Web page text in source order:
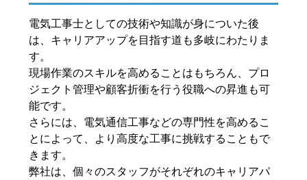
電気工事士としての技術や知識が身についた後
は、キャリアアップを目指す道も多岐にわたりま
す。
現場作業のスキルを高めることはもちろん、プロ
ジェクト管理や顧客折衝を行う役職への昇進も可
能です。
さらには、電気通信工事などの専門性を高めるこ
とによって、より高度な工事に挑戦することもで
きます。
弊社は、個々のスタッフがそれぞれのキャリアパ